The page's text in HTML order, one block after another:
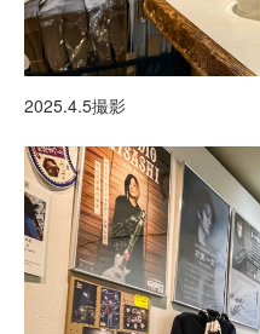
2025.4.5撮影